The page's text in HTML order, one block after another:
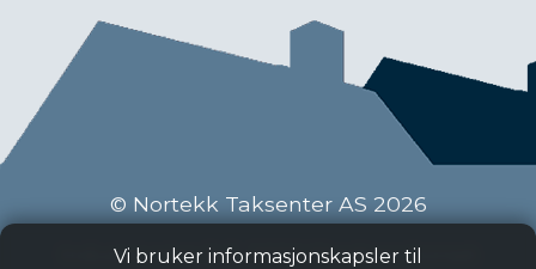
© Nortekk Taksenter AS 2026
Industriveien 9 C, 2020 Skedsmokorset
Vi bruker informasjonskapsler til